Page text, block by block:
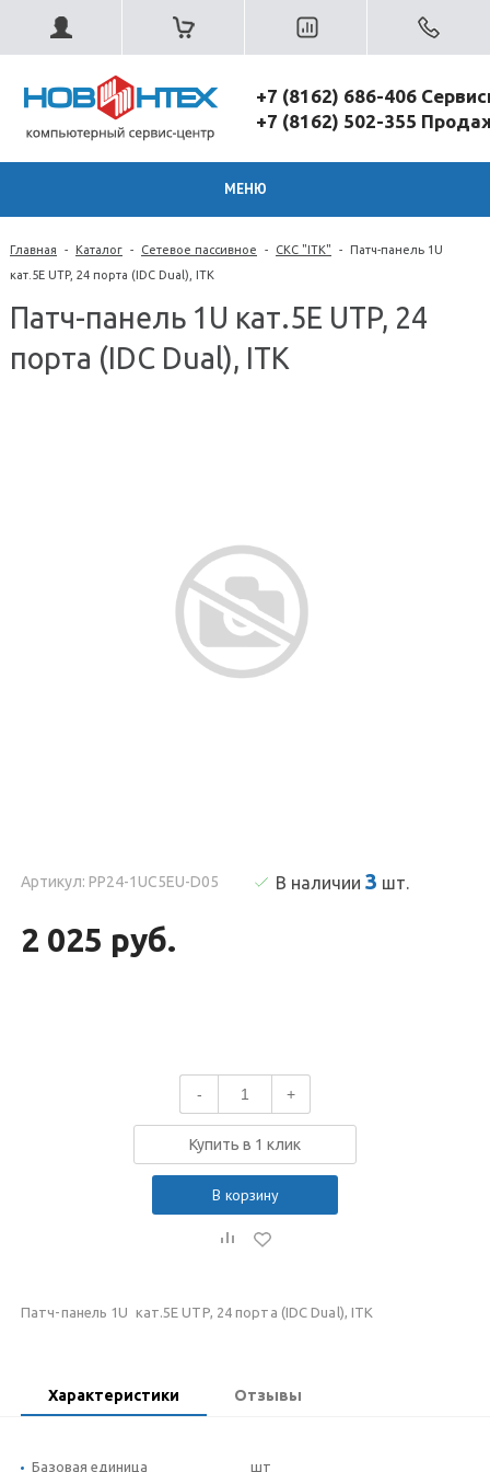
+7 (8162) 686-406
+7 (8162) 502-355
МЕНЮ
Главная - Каталог - Сетевое пассивное - СКС "ITK" - Патч-панель 1U
кат.5Е UTP, 24 порта (IDC Dual), ITK
Патч-панель 1U кат.5Е UTP, 24
порта (IDC Dual), ITK
Артикул: PP24-1UC5EU-D05 В наличии 3 шт.
2 025 руб.
- +
Купить в 1 клик
В корзину
Патч-панель 1U кат.5Е UTP, 24 порта (IDC Dual), ITK
Характеристики Отзывы
Базовая единица шт